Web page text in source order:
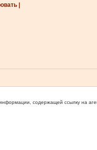
|
содержащей ссылку на